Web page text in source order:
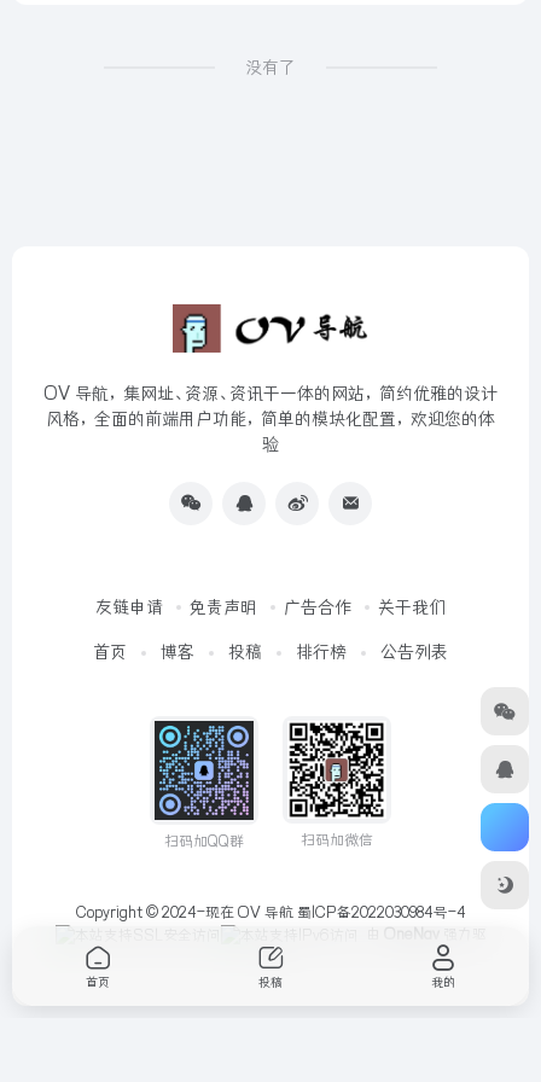
没有了
OV 导航，集网址、资源、资讯于一体的网站，简约优雅的设计
风格，全面的前端用户功能，简单的模块化配置，欢迎您的体
验
友链申请 免责声明 广告合作 关于我们
首页 博客 投稿 排行榜 公告列表
扫码加QQ群 扫码加微信
Copyright © 2024-现在 OV 导航 蜀ICP备2022030984号-4
动
首页 投稿 我的